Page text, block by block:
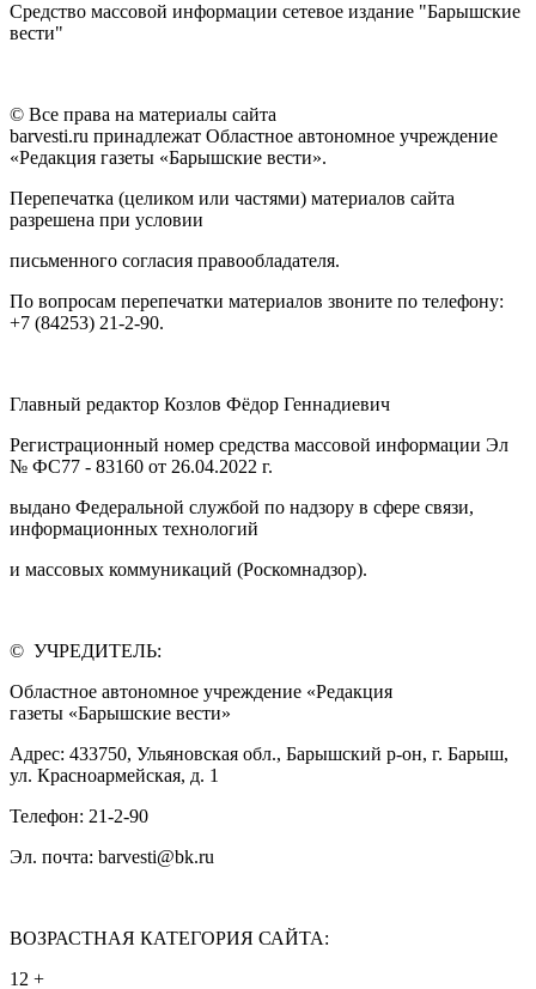
Средство массовой информации сетевое издание "Барышские
вести"
© Все права на материалы сайта
barvesti.ru принадлежат Областное автономное учреждение
«Редакция газеты «Барышские вести».
Перепечатка (целиком или частями) материалов сайта
разрешена при условии
письменного согласия правообладателя.
По вопросам перепечатки материалов звоните по телефону:
+7 (84253) 21-2-90.
Главный редактор Козлов Фёдор Геннадиевич
Регистрационный номер средства массовой информации Эл
№ ФС77 - 83160 от 26.04.2022 г.
выдано Федеральной службой по надзору в сфере связи,
информационных технологий
и массовых коммуникаций (Роскомнадзор).
© УЧРЕДИТЕЛЬ:
Областное автономное учреждение «Редакция
газеты «Барышские вести»
Адрес: 433750, Ульяновская обл., Барышский р-он, г. Барыш,
ул. Красноармейская, д. 1
Телефон: 21-2-90
Эл. почта: barvesti@bk.ru
ВОЗРАСТНАЯ КАТЕГОРИЯ САЙТА:
12 +